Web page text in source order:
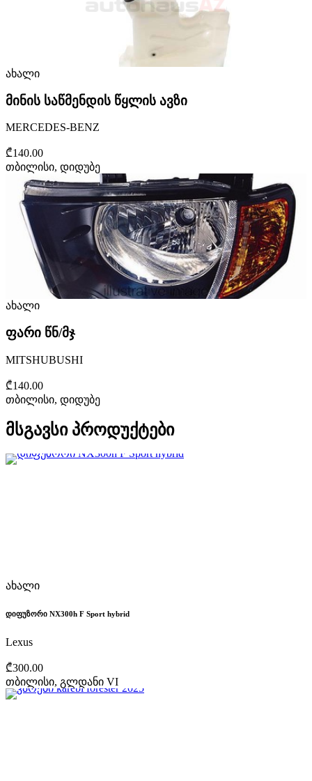
ახალი
მინის საწმენდის წყლის ავზი
MERCEDES-BENZ
₾140.00
თბილისი, დიდუბე
ახალი
ფარი წნ/მჯ
MITSHUBUSHI
₾140.00
თბილისი, დიდუბე
მსგავსი პროდუქტები
ახალი
დიფუზორი NX300h F Sport hybrid
Lexus
₾300.00
თბილისი, გლდანი VI